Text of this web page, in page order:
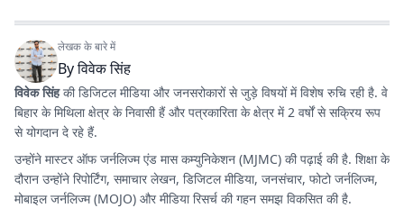
लेखक के बारे में
Byविवेक सिंह
विवेक सिंहकी डिजिटल मीडिया और जनसरोकारों से जुड़े विषयों में विशेष रुचि रही है. वे
बिहार के मिथिला क्षेत्र के निवासी हैं और पत्रकारिता के क्षेत्र में 2 वर्षों से सक्रिय रूप
से योगदान दे रहे हैं.
उन्होंने मास्टर ऑफ जर्नलिज्म एंड मास कम्युनिकेशन (MJMC) की पढ़ाई की है. शिक्षा के
दौरान उन्होंने रिपोर्टिंग, समाचार लेखन, डिजिटल मीडिया, जनसंचार, फोटो जर्नलिज्म,
मोबाइल जर्नलिज्म (MOJO) और मीडिया रिसर्च की गहन समझ विकसित की है.